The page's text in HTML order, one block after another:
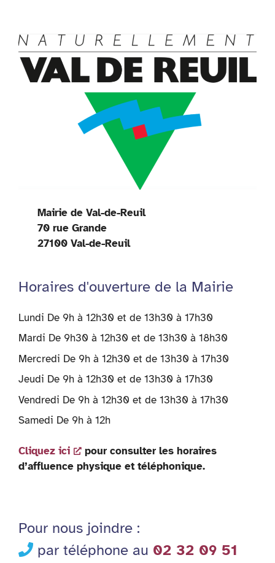
Mairie de Val-de-Reuil
70 rue Grande
27100 Val-de-Reuil
Horaires d'ouverture de la Mairie
Lundi De 9h à 12h30 et de 13h30 à 17h30
Mardi De 9h30 à 12h30 et de 13h30 à 18h30
Mercredi De 9h à 12h30 et de 13h30 à 17h30
Jeudi De 9h à 12h30 et de 13h30 à 17h30
Vendredi De 9h à 12h30 et de 13h30 à 17h30
Samedi De 9h à 12h
Cliquez ici
pour consulter les horaires
d’affluence physique et téléphonique.
Pour nous joindre :
par téléphone au 02 32 09 51